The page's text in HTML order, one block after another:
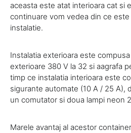
aceasta este atat interioara cat si
continuare vom vedea din ce
instalatie.
Instalatia exterioara este
exterioare 380 V la 32 si aagrafa
timp ce instalatia interioara este
sigurante automate (10 A / 25 A),
un comutator si doua lampi neon
Marele avantaj al acestor